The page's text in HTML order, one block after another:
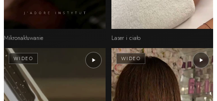
Mikronakłuwanie Laser i ciało
WIDEO WIDEO